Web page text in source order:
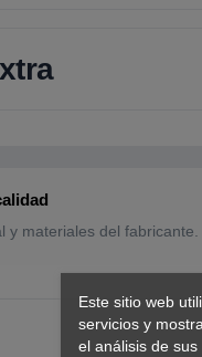
Este sitio web
servicios y
el análisis de
y materiales del